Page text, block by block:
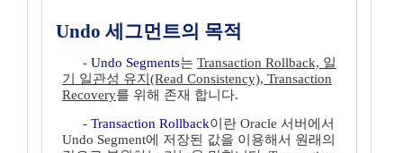
Undo 세그먼트의 목적
- Undo Segments는 Transaction Rollback, 일
기 일관성 유지(Read Consistency), Transaction
Recovery를 위해 존재 합니다.
- Transaction Rollback이란 Oracle 서버에서
Undo Segment에 저장된 값을 이용해서 원래의